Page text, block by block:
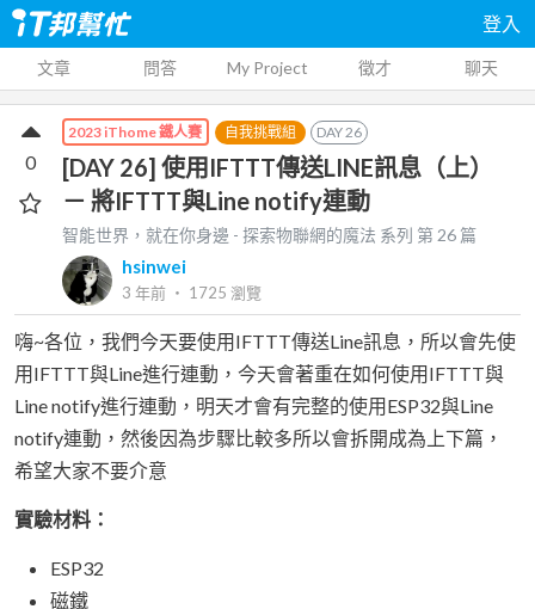
登入
文章 問答 My Project 徵才 聊天
2023 iThome 鐵人賽 自我挑戰組 DAY26
[DAY 26] 使用IFTTT傳送LINE訊息（上）
－ 將IFTTT與Line notify連動
智能世界，就在你身邊 - 探索物聯網的魔法 系列 第26 篇
hsinwei
3 年前 ‧ 1725 瀏覽
0
嗨~各位，我們今天要使用IFTTT傳送Line訊息，所以會先使
用IFTTT與Line進行連動，今天會著重在如何使用IFTTT與
Line notify進行連動，明天才會有完整的使用ESP32與Line
notify連動，然後因為步驟比較多所以會拆開成為上下篇，
希望大家不要介意
實驗材料：
ESP32
磁鐵